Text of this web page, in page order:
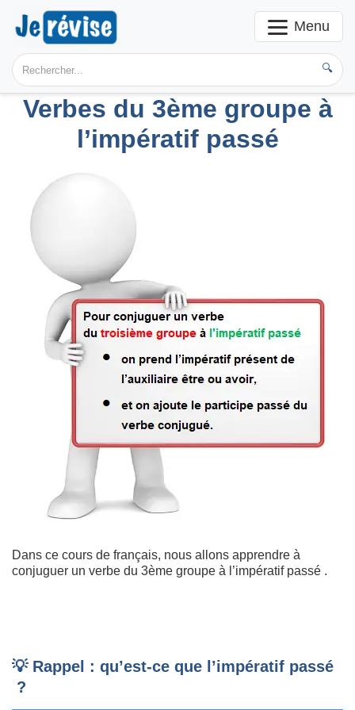
Menu
🔍
Verbes du 3ème groupe à
l’impératif passé
Dans ce cours de français, nous allons apprendre à
conjuguer un verbe du 3ème groupe à l’impératif passé .
💡 Rappel : qu’est-ce que l’impératif passé
?